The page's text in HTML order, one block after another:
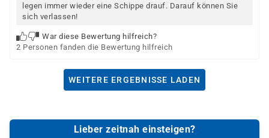
legen immer wieder eine Schippe drauf. Darauf können Sie
sich verlassen!
War diese Bewertung hilfreich?
2 Personen fanden die Bewertung hilfreich
WEITERE ERGEBNISSE LADEN
Lieber zeitnah einsteigen?